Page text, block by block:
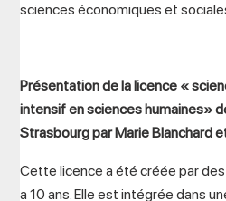
sciences économiques et
Présentation de la licence «
intensif en sciences humaines»
Strasbourg par Marie Blanchard
Cette licence a été créée par des
a 10 ans. Elle est intégrée dans